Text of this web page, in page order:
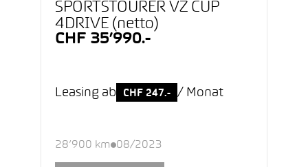
SPORTSTOURER VZ CUP
4DRIVE (netto)
CHF 35’990.-
Leasing ab CHF 247.- / Monat
28’900 km 08/2023